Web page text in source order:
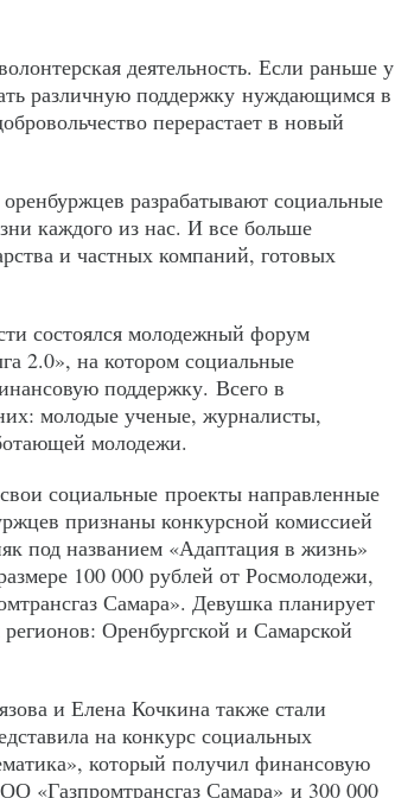
деятельность. Если раньше у
различную поддержку нуждающимся в
перерастает в новый
разрабатывают социальные
каждого из нас. И все больше
и частных компаний, готовых
состоялся молодежный форум
2.0», на котором социальные
поддержку. Всего в
молодые ученые, журналисты,
молодежи.
социальные проекты направленные
признаны конкурсной комиссией
под названием «Адаптация в жизнь»
100 000 рублей от Росмолодежи,
Самара». Девушка планирует
регионов: Оренбургской и Самарской
и Елена Кочкина также стали
на конкурс социальных
который получил финансовую
«Газпромтрансгаз Самара» и 300 000